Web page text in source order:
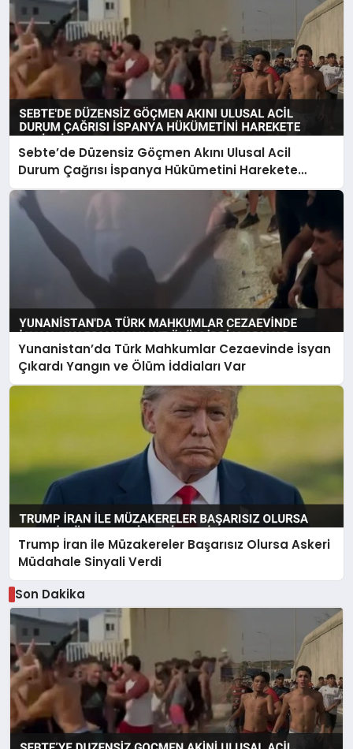
Sebte’de Düzensiz Göçmen Akını Ulusal Acil
Durum Çağrısı İspanya Hükümetini Harekete
Geçirdi
Yunanistan’da Türk Mahkumlar Cezaevinde İsyan
Çıkardı Yangın ve Ölüm İddiaları Var
Trump İran ile Müzakereler Başarısız Olursa Askeri
Müdahale Sinyali Verdi
Son Dakika